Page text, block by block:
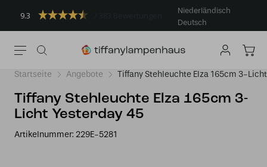
9.3
Niederländisch
Deutsch
Startseite Angebote Tiffany Stehleuchte Elza 165cm 3-
Tiffany Stehleuchte Elza 165cm 3-
Licht Yesterday 45
Artikelnummer: 229E-5281